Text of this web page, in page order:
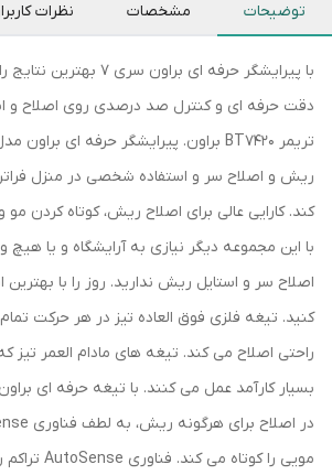
توضیحات مشخصات نظرات
با پیرایشگر حرفه ای
دقت حرفه ای و کنترل صد درصدی روی اصلاح و
ریش و اصلاح سر و استفاده شخصی در منزل
کند. کارایی عالی برای اصلاح ریش، کوتاه کردن
با این مجموعه دیگر نیازی به آرایشگاه و یا هیچ
اصلاح سر و استایل ریش ندارید. روز را با
کنید. تیغه فلزی فوق العاده تیز در هر حرکت
راحتی اصلاح می کند. تیغه های مادام العمر تیز
بسیار کارآمد عمل می کنند. با تیغه حرفه ای